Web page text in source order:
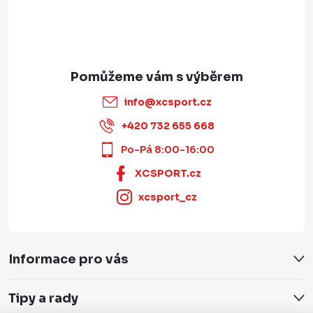
info@xcsport.cz
+420 732 655 668
Po-Pá 8:00-16:00
XCSPORT.cz
xcsport_cz
Informace pro vás
Tipy a rady